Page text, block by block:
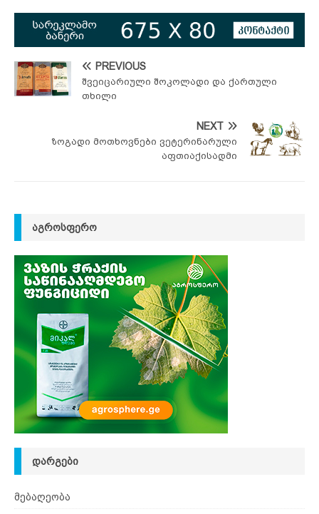
PREVIOUS
შვეიცარიული შოკოლადი და ქართული
თხილი
NEXT
ზოგადი მოთხოვნები ვეტერინარული
აფთიაქისადმი
ᲐᲒᲠᲝᲡᲤᲔᲠᲝ
ᲓᲐᲠᲒᲔᲑᲘ
მებაღეობა